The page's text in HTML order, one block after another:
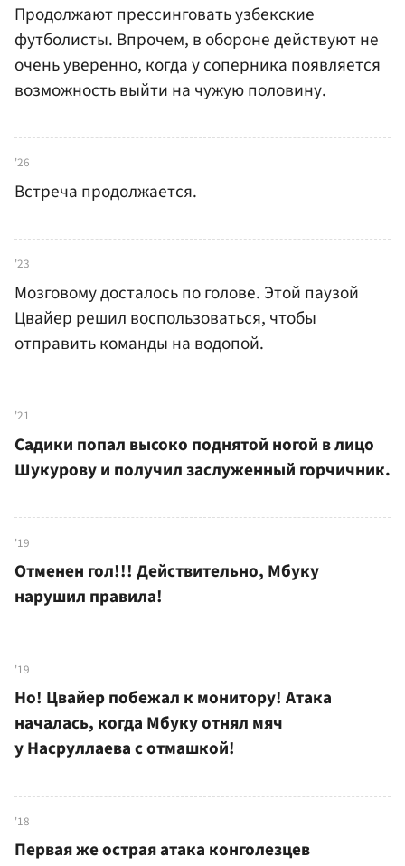
Продолжают прессинговать узбекские
футболисты. Впрочем, в обороне действуют не
очень уверенно, когда у соперника появляется
возможность выйти на чужую половину.
'26
Встреча продолжается.
'23
Мозговому досталось по голове. Этой паузой
Цвайер решил воспользоваться, чтобы
отправить команды на водопой.
'21
Садики попал высоко поднятой ногой в лицо
Шукурову и получил заслуженный горчичник.
'19
Отменен гол!!! Действительно, Мбуку
нарушил правила!
'19
Но! Цвайер побежал к монитору! Атака
началась, когда Мбуку отнял мяч
у Насруллаева с отмашкой!
'18
Первая же острая атака конголезцев